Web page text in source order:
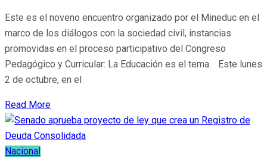
Este es el noveno encuentro organizado por el Mineduc en el
marco de los diálogos con la sociedad civil, instancias
promovidas en el proceso participativo del Congreso
Pedagógico y Curricular: La Educación es el tema. Este lunes
2 de octubre, en el
Read More
Nacional